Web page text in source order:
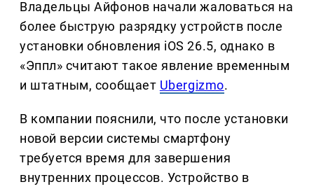
Владельцы Айфонов начали жаловаться на
более быструю разрядку устройств после
установки обновления iOS 26.5, однако в
«Эппл» считают такое явление временным
и штатным, сообщает Ubergizmo.
В компании пояснили, что после установки
новой версии системы смартфону
требуется время для завершения
внутренних процессов. Устройство в